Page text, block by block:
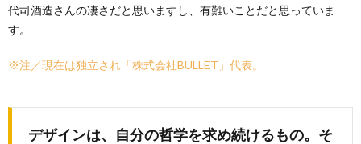
代司酒造さんの凄さだと思いますし、有難いことだと思っていま
す。
※注／現在は独立され「株式会社BULLET」代表。
デザインは、自分の哲学を求め続けるもの。そ